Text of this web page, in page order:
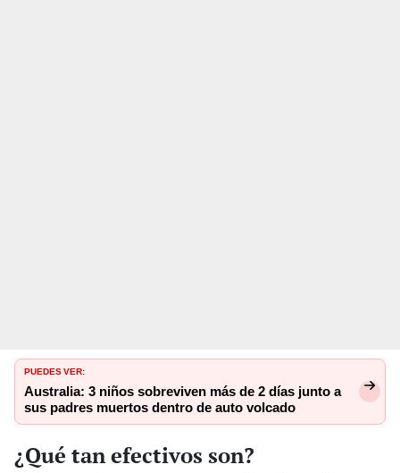
PUEDES VER:
Australia: 3 niños sobreviven más de 2 días junto a
sus padres muertos dentro de auto volcado
¿Qué tan efectivos son?